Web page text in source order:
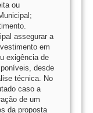
ou
assegurar a
em
exigência de
desde
técnica. No
caso a
de um
da proposta